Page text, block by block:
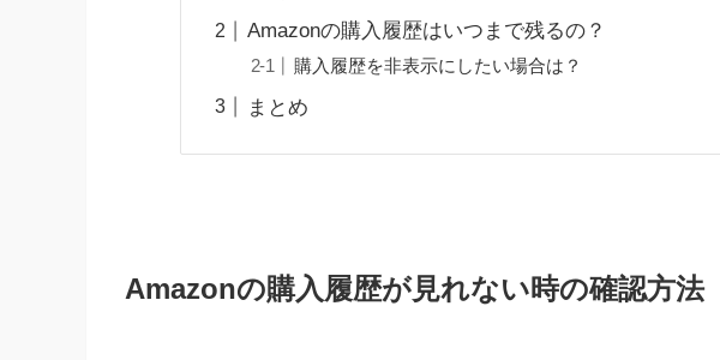
Amazonの購入履歴はいつまで残るの？
購入履歴を非表示にしたい場合は？
まとめ
Amazonの購入履歴が見れない時の確認方法